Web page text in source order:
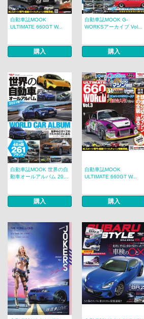
自動車誌MOOK
ULTIMATE 660GT W...
購入
自動車誌MOOK G-
WORKSアーカイブ Vol...
購入
自動車誌MOOK 世界の自
動車オールアルバム 20...
購入
自動車誌MOOK
ULTIMATE 660GT W...
購入